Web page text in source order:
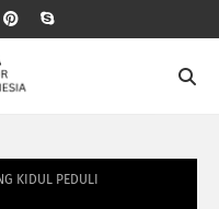
KIDUL PEDULI